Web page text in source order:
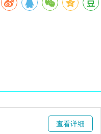
查看详细